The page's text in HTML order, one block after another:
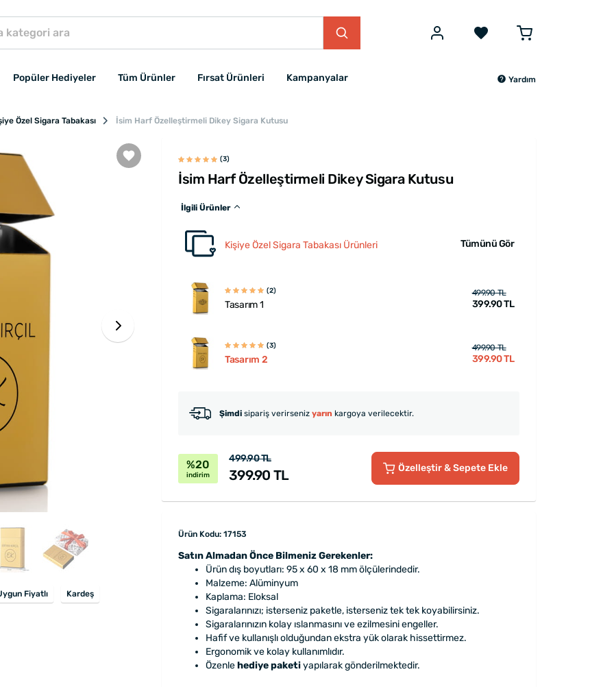
Popüler Hediyeler Tüm Ürünler Fırsat Ürünleri Kampanyalar Yardım
Özel Sigara Tabakası İsim Harf Özelleştirmeli Dikey Sigara Kutusu
Fiyatlı Kardeş
(3)
İsim Harf Özelleştirmeli Dikey Sigara Kutusu
İlgili Ürünler
Kişiye Özel Sigara Tabakası Ürünleri Tümünü Gör
(2)
Tasarım 1
499.90 TL
399.90 TL
(3)
Tasarım 2
499.90 TL
399.90 TL
Şimdi sipariş verirseniz yarın kargoya verilecektir.
%20
indirim
499.90 TL
399.90 TL Özelleştir& Sepete Ekle
Ürün Kodu: 17153
Satın Almadan Önce Bilmeniz Gerekenler:
Ürün dış boyutları: 95 x 60 x 18 mm ölçülerindedir.
Malzeme: Alüminyum
Kaplama: Eloksal
Sigaralarınızı; isterseniz paketle, isterseniz tek tek koyabilirsiniz.
Sigaralarınızın kolay ıslanmasını ve ezilmesini engeller.
Hafif ve kullanışlı olduğundan ekstra yük olarak hissettirmez.
Ergonomik ve kolay kullanımlıdır.
Özenlehediye paketiyapılarak gönderilmektedir.